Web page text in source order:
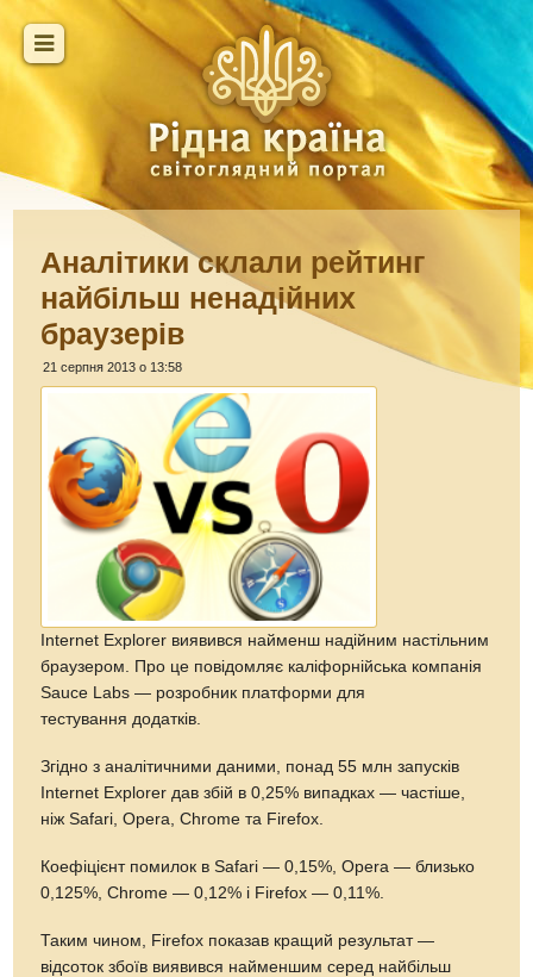
Аналітики склали рейтинг
найбільш ненадійних
браузерів
21 серпня 2013 о 13:58
Internet Explorer виявився найменш надійним настільним
браузером. Про це повідомляє каліфорнійська компанія
Sauce Labs — розробник платформи для
тестування додатків.
Згідно з аналітичними даними, понад 55 млн запусків
Internet Explorer дав збій в 0,25% випадках — частіше,
ніж Safari, Opera, Chrome та Firefox.
Коефіцієнт помилок в Safari — 0,15%, Opera — близько
0,125%, Chrome — 0,12% і Firefox — 0,11%.
Таким чином, Firefox показав кращий результат —
відсоток збоїв виявився найменшим серед найбільш